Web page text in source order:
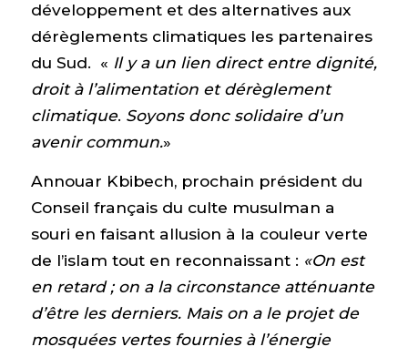
développement et des alternatives aux
dérèglements climatiques les partenaires
du Sud. « Il y a un lien direct entre dignité,
droit à l’alimentation et dérèglement
climatique. Soyons donc solidaire d’un
avenir commun.»
Annouar Kbibech, prochain président du
Conseil français du culte musulman a
souri en faisant allusion à la couleur verte
de l’islam tout en reconnaissant : «On est
en retard ; on a la circonstance atténuante
d’être les derniers. Mais on a le projet de
mosquées vertes fournies à l’énergie